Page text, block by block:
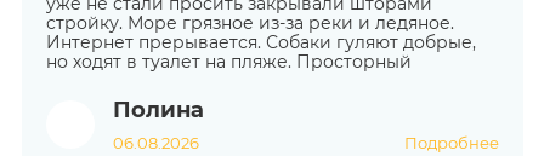
стройку. Море грязное из-за реки и ледяное.
Интернет прерывается. Собаки гуляют добрые,
но ходят в туалет на пляже. Просторный
Полина
06.08.2026 Подробнее